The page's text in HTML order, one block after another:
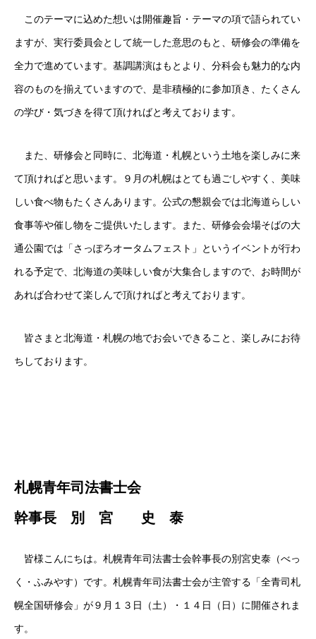
このテーマに込めた想いは開催趣旨・テーマの項で語られてい
ますが、実行委員会として統一した意思のもと、研修会の準備を
全力で進めています。基調講演はもとより、分科会も魅力的な内
容のものを揃えていますので、是非積極的に参加頂き、たくさん
の学び・気づきを得て頂ければと考えております。
また、研修会と同時に、北海道・札幌という土地を楽しみに来
て頂ければと思います。９月の札幌はとても過ごしやすく、美味
しい食べ物もたくさんあります。公式の懇親会では北海道らしい
食事等や催し物をご提供いたします。また、研修会会場そばの大
通公園では「さっぽろオータムフェスト」というイベントが行わ
れる予定で、北海道の美味しい食が大集合しますので、お時間が
あれば合わせて楽しんで頂ければと考えております。
皆さまと北海道・札幌の地でお会いできること、楽しみにお待
ちしております。
札幌青年司法書士会
幹事長 別 宮 史 泰
皆様こんにちは。札幌青年司法書士会幹事長の別宮史泰（べっ
く・ふみやす）です。札幌青年司法書士会が主管する「全青司札
幌全国研修会」が９月１３日（土）・１４日（日）に開催されま
す。